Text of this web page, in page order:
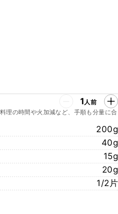
1人前
理の時間や火加減など、手順も分量に合
200g
40g
15g
20g
1/2片